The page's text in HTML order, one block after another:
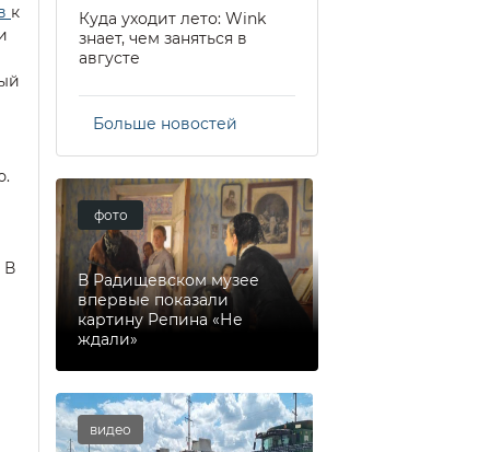
к
В
Куда уходит лето: Wink
знает, чем заняться в
августе
Больше новостей
фото
В Радищевском музее
впервые показали
картину Репина «Не
ждали»
видео